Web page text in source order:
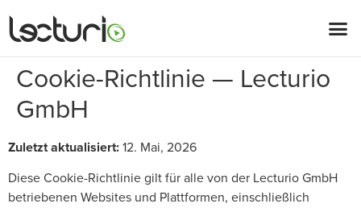
Cookie-Richtlinie — Lecturio
GmbH
Zuletzt aktualisiert: 12. Mai, 2026
Diese Cookie-Richtlinie gilt für alle von der Lecturio GmbH
betriebenen Websites und Plattformen, einschließlich